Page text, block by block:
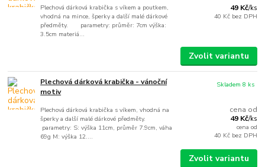
Plechová dárková krabička s víkem a poutkem,
vhodná na mince, šperky a další malé dárkové
předměty. parametry: průměr: 7cm výška:
3.5cm materiá...
49 Kč/ks
40 Kč bez DPH
Zvolit variantu
Plechová dárková krabička - vánoční
motiv
Plechová dárková krabička s víkem, vhodná na
šperky a další malé dárkové předměty.
parametry: S: výška 11cm, průměr 7.9cm, váha
69g M: výška 12....
cena od
49 Kč/ks
cena od
40 Kč bez DPH
Skladem 8 ks
Zvolit variantu